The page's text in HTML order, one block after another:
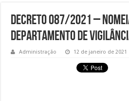
DECRETO 087/2021 –
DEPARTAMENTO DE
Administração 12 de janeiro de 2021